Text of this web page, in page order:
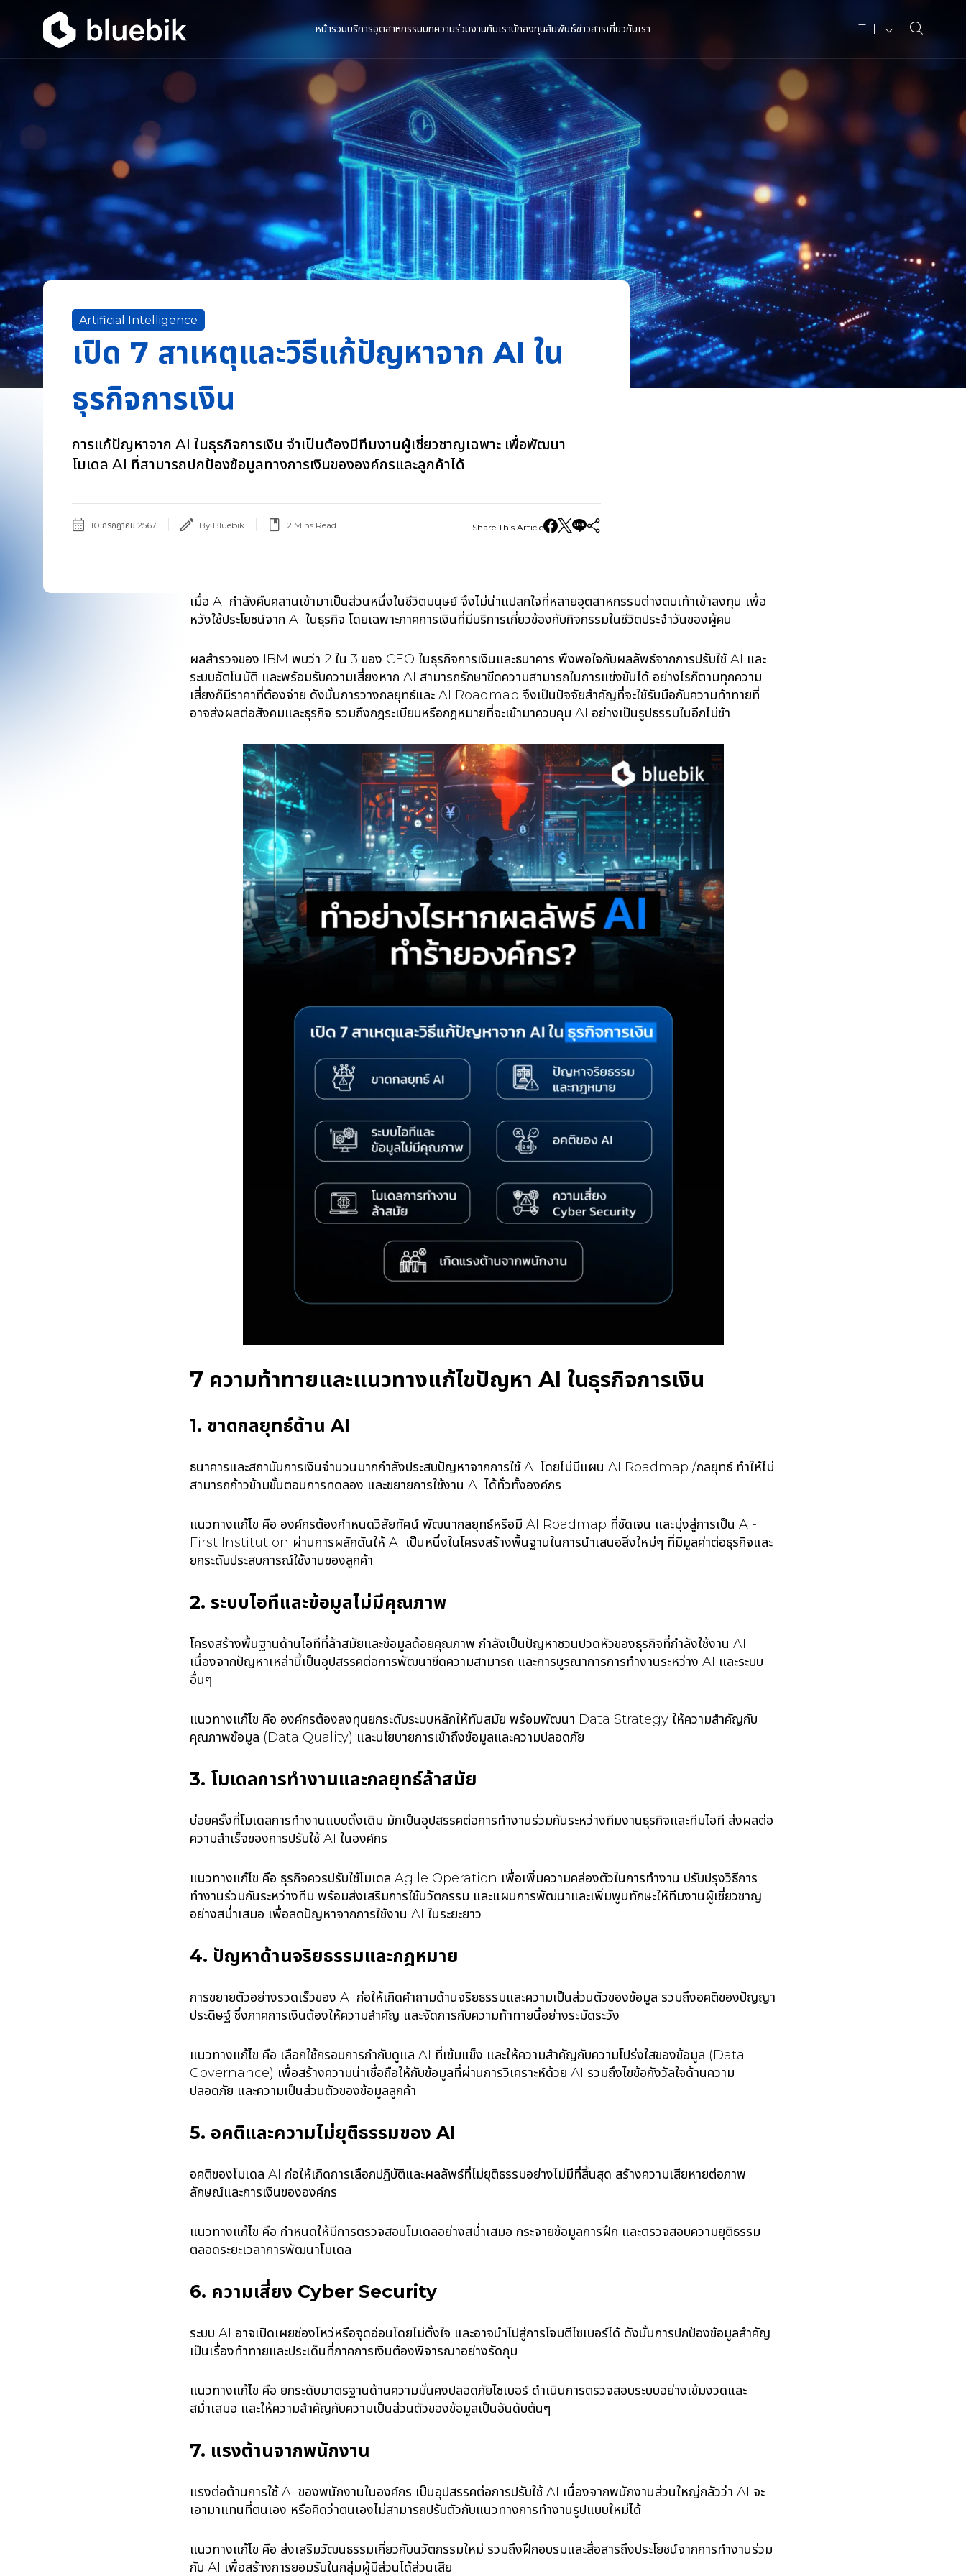
หน้ารวมบริการอุตสาหกรรมบทความร่วมงานกับเรานักลงทุนสัมพันธ์ข่าวสารเกี่ยวกับเรา TH
Artificial Intelligence
เปิด 7 สาเหตุและวิธีแก้ปัญหาจาก AI ใน
ธุรกิจการเงิน
การแก้ปัญหาจาก AI ในธุรกิจการเงิน จำเป็นต้องมีทีมงานผู้เชี่ยวชาญเฉพาะ เพื่อพัฒนา
โมเดล AI ที่สามารถปกป้องข้อมูลทางการเงินขององค์กรและลูกค้าได้
10 กรกฎาคม 2567 By Bluebik 2 Mins Read Share This Article
เมื่อ AI กำลังคืบคลานเข้ามาเป็นส่วนหนึ่งในชีวิตมนุษย์ จึงไม่น่าแปลกใจที่หลายอุตสาหกรรมต่างตบเท้าเข้าลงทุน เพื่อ
หวังใช้ประโยชน์จาก AI ในธุรกิจ โดยเฉพาะภาคการเงินที่มีบริการเกี่ยวข้องกับกิจกรรมในชีวิตประจำวันของผู้คน
ผลสำรวจของ IBM พบว่า 2 ใน 3 ของ CEO ในธุรกิจการเงินและธนาคาร พึงพอใจกับผลลัพธ์จากการปรับใช้ AI และ
ระบบอัตโนมัติ และพร้อมรับความเสี่ยงหาก AI สามารถรักษาขีดความสามารถในการแข่งขันได้ อย่างไรก็ตามทุกความ
เสี่ยงก็มีราคาที่ต้องจ่าย ดังนั้นการวางกลยุทธ์และ AI Roadmap จึงเป็นปัจจัยสำคัญที่จะใช้รับมือกับความท้าทายที่
อาจส่งผลต่อสังคมและธุรกิจ รวมถึงกฎระเบียบหรือกฎหมายที่จะเข้ามาควบคุม AI อย่างเป็นรูปธรรมในอีกไม่ช้า
7 ความท้าทายและแนวทางแก้ไขปัญหา AI ในธุรกิจการเงิน
1. ขาดกลยุทธ์ด้าน AI
ธนาคารและสถาบันการเงินจำนวนมากกำลังประสบปัญหาจากการใช้ AI โดยไม่มีแผน AI Roadmap /กลยุทธ์ ทำให้ไม่
สามารถก้าวข้ามขั้นตอนการทดลอง และขยายการใช้งาน AI ได้ทั่วทั้งองค์กร
แนวทางแก้ไข คือ องค์กรต้องกำหนดวิสัยทัศน์ พัฒนากลยุทธ์หรือมี AI Roadmap ที่ชัดเจน และมุ่งสู่การเป็น AI-
First Institution ผ่านการผลักดันให้ AI เป็นหนึ่งในโครงสร้างพื้นฐานในการนำเสนอสิ่งใหม่ๆ ที่มีมูลค่าต่อธุรกิจและ
ยกระดับประสบการณ์ใช้งานของลูกค้า
2. ระบบไอทีและข้อมูลไม่มีคุณภาพ
โครงสร้างพื้นฐานด้านไอทีที่ล้าสมัยและข้อมูลด้อยคุณภาพ กำลังเป็นปัญหาชวนปวดหัวของธุรกิจที่กำลังใช้งาน AI
เนื่องจากปัญหาเหล่านี้เป็นอุปสรรคต่อการพัฒนาขีดความสามารถ และการบูรณาการการทำงานระหว่าง AI และระบบ
อื่นๆ
แนวทางแก้ไข คือ องค์กรต้องลงทุนยกระดับระบบหลักให้ทันสมัย พร้อมพัฒนา Data Strategy ให้ความสำคัญกับ
คุณภาพข้อมูล (Data Quality) และนโยบายการเข้าถึงข้อมูลและความปลอดภัย
3. โมเดลการทำงานและกลยุทธ์ล้าสมัย
บ่อยครั้งที่โมเดลการทำงานแบบดั้งเดิม มักเป็นอุปสรรคต่อการทำงานร่วมกันระหว่างทีมงานธุรกิจและทีมไอที ส่งผลต่อ
ความสำเร็จของการปรับใช้ AI ในองค์กร
แนวทางแก้ไข คือ ธุรกิจควรปรับใช้โมเดล Agile Operation เพื่อเพิ่มความคล่องตัวในการทำงาน ปรับปรุงวิธีการ
ทำงานร่วมกันระหว่างทีม พร้อมส่งเสริมการใช้นวัตกรรม และแผนการพัฒนาและเพิ่มพูนทักษะให้ทีมงานผู้เชี่ยวชาญ
อย่างสม่ำเสมอ เพื่อลดปัญหาจากการใช้งาน AI ในระยะยาว
4. ปัญหาด้านจริยธรรมและกฎหมาย
การขยายตัวอย่างรวดเร็วของ AI ก่อให้เกิดคำถามด้านจริยธรรมและความเป็นส่วนตัวของข้อมูล รวมถึงอคติของปัญญา
ประดิษฐ์ ซึ่งภาคการเงินต้องให้ความสำคัญ และจัดการกับความท้าทายนี้อย่างระมัดระวัง
แนวทางแก้ไข คือ เลือกใช้กรอบการกำกับดูแล AI ที่เข้มแข็ง และให้ความสำคัญกับความโปร่งใสของข้อมูล (Data
Governance) เพื่อสร้างความน่าเชื่อถือให้กับข้อมูลที่ผ่านการวิเคราะห์ด้วย AI รวมถึงไขข้อกังวัลใจด้านความ
ปลอดภัย และความเป็นส่วนตัวของข้อมูลลูกค้า
5. อคติและความไม่ยุติธรรมของ AI
อคติของโมเดล AI ก่อให้เกิดการเลือกปฏิบัติและผลลัพธ์ที่ไม่ยุติธรรมอย่างไม่มีที่สิ้นสุด สร้างความเสียหายต่อภาพ
ลักษณ์และการเงินขององค์กร
แนวทางแก้ไข คือ กำหนดให้มีการตรวจสอบโมเดลอย่างสม่ำเสมอ กระจายข้อมูลการฝึก และตรวจสอบความยุติธรรม
ตลอดระยะเวลาการพัฒนาโมเดล
6. ความเสี่ยง Cyber Security
ระบบ AI อาจเปิดเผยช่องโหว่หรือจุดอ่อนโดยไม่ตั้งใจ และอาจนำไปสู่การโจมตีไซเบอร์ได้ ดังนั้นการปกป้องข้อมูลสำคัญ
เป็นเรื่องท้าทายและประเด็นที่ภาคการเงินต้องพิจารณาอย่างรัดกุม
แนวทางแก้ไข คือ ยกระดับมาตรฐานด้านความมั่นคงปลอดภัยไซเบอร์ ดำเนินการตรวจสอบระบบอย่างเข้มงวดและ
สม่ำเสมอ และให้ความสำคัญกับความเป็นส่วนตัวของข้อมูลเป็นอันดับต้นๆ
7. แรงต้านจากพนักงาน
แรงต่อต้านการใช้ AI ของพนักงานในองค์กร เป็นอุปสรรคต่อการปรับใช้ AI เนื่องจากพนักงานส่วนใหญ่กลัวว่า AI จะ
เอามาแทนที่ตนเอง หรือคิดว่าตนเองไม่สามารถปรับตัวกับแนวทางการทำงานรูปแบบใหม่ได้
แนวทางแก้ไข คือ ส่งเสริมวัฒนธรรมเกี่ยวกับนวัตกรรมใหม่ รวมถึงฝึกอบรมและสื่อสารถึงประโยชน์จากการทำงานร่วม
กับ AI เพื่อสร้างการยอมรับในกลุ่มผู้มีส่วนได้ส่วนเสีย